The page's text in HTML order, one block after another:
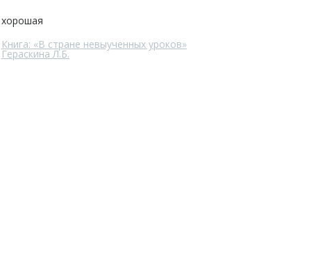
хорошая
Книга: «В стране невыученных уроков»
Гераскина Л.Б.